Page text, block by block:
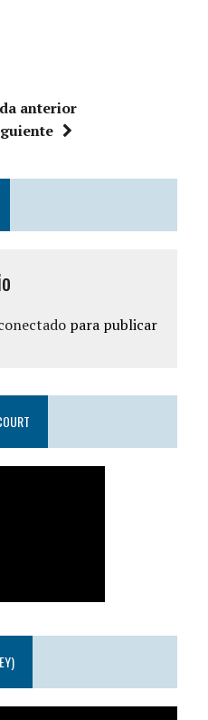
anterior
para publicar